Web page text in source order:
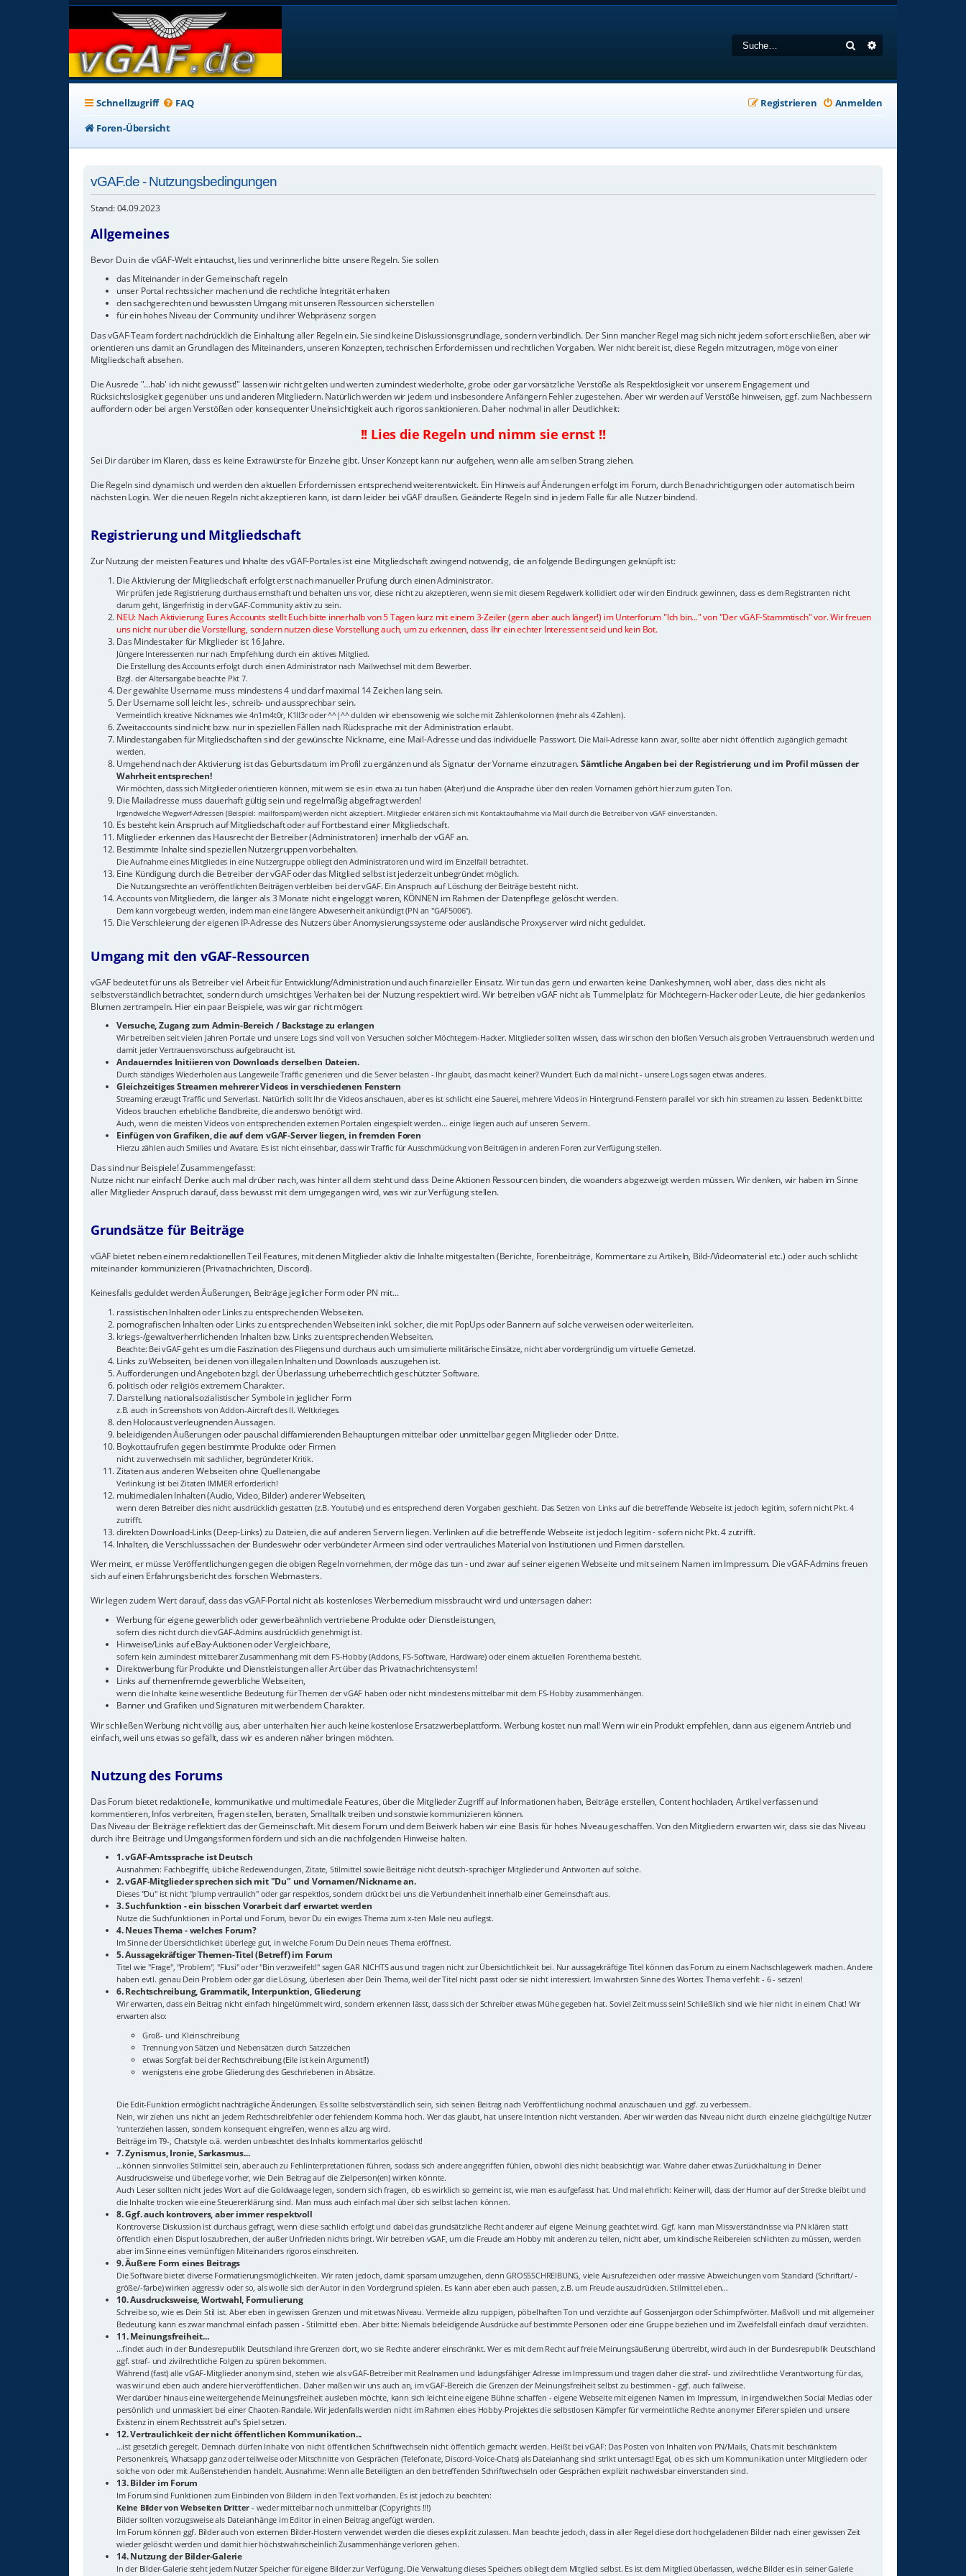
Suche
Schnellzugriff FAQ Anmelden
Registrieren
Foren-Übersicht
vGAF.de - Nutzungsbedingungen
Stand: 04.09.2023
Allgemeines
Bevor Du in die vGAF-Welt eintauchst, lies und verinnerliche bitte unsere Regeln. Sie sollen
das Miteinander in der Gemeinschaft regeln
unser Portal rechtssicher machen und die rechtliche Integrität erhalten
den sachgerechten und bewussten Umgang mit unseren Ressourcen sicherstellen
für ein hohes Niveau der Community und ihrer Webpräsenz sorgen
Das vGAF-Team fordert nachdrücklich die Einhaltung aller Regeln ein. Sie sind keine Diskussionsgrundlage, sondern verbindlich. Der Sinn mancher Regel mag sich nicht jedem sofort erschließen, aber wir
orientieren uns damit an Grundlagen des Miteinanders, unseren Konzepten, technischen Erfordernissen und rechtlichen Vorgaben. Wer nicht bereit ist, diese Regeln mitzutragen, möge von einer
Mitgliedschaft absehen.
Die Ausrede "...hab' ich nicht gewusst!" lassen wir nicht gelten und werten zumindest wiederholte, grobe oder gar vorsätzliche Verstöße als Respektlosigkeit vor unserem Engagement und
Rücksichtslosigkeit gegenüber uns und anderen Mitgliedern. Natürlich werden wir jedem und insbesondere Anfängern Fehler zugestehen. Aber wir werden auf Verstöße hinweisen, ggf. zum Nachbessern
auffordern oder bei argen Verstößen oder konsequenter Uneinsichtigkeit auch rigoros sanktionieren. Daher nochmal in aller Deutlichkeit:
!! Lies die Regeln und nimm sie ernst !!
Sei Dir darüber im Klaren, dass es keine Extrawürste für Einzelne gibt. Unser Konzept kann nur aufgehen, wenn alle am selben Strang ziehen.
Die Regeln sind dynamisch und werden den aktuellen Erfordernissen entsprechend weiterentwickelt. Ein Hinweis auf Änderungen erfolgt im Forum, durch Benachrichtigungen oder automatisch beim
nächsten Login. Wer die neuen Regeln nicht akzeptieren kann, ist dann leider bei vGAF draußen. Geänderte Regeln sind in jedem Falle für alle Nutzer bindend.
Registrierung und Mitgliedschaft
Zur Nutzung der meisten Features und Inhalte des vGAF-Portales ist eine Mitgliedschaft zwingend notwendig, die an folgende Bedingungen geknüpft ist:
Die Aktivierung der Mitgliedschaft erfolgt erst nach manueller Prüfung durch einen Administrator.
Wir prüfen jede Registrierung durchaus ernsthaft und behalten uns vor, diese nicht zu akzeptieren, wenn sie mit diesem Regelwerk kollidiert oder wir den Eindruck gewinnen, dass es dem Registranten nicht
darum geht, längerfristig in der vGAF-Community aktiv zu sein.
NEU: Nach Aktivierung Eures Accounts stellt Euch bitte innerhalb von 5 Tagen kurz mit einem 3-Zeiler (gern aber auch länger!) im Unterforum "Ich bin..." von "Der vGAF-Stammtisch" vor. Wir freuen
uns nicht nur über die Vorstellung, sondern nutzen diese Vorstellung auch, um zu erkennen, dass Ihr ein echter Interessent seid und kein Bot.
Das Mindestalter für Mitglieder ist 16 Jahre.
Jüngere Interessenten nur nach Empfehlung durch ein aktives Mitglied.
Die Erstellung des Accounts erfolgt durch einen Administrator nach Mailwechsel mit dem Bewerber.
Bzgl. der Altersangabe beachte Pkt 7.
Der gewählte Username muss mindestens 4 und darf maximal 14 Zeichen lang sein.
Der Username soll leicht les-, schreib- und aussprechbar sein.
Vermeintlich kreative Nicknames wie 4n1m4t0r, K1ll3r oder ^^|^^ dulden wir ebensowenig wie solche mit Zahlenkolonnen (mehr als 4 Zahlen).
Zweitaccounts sind nicht bzw. nur in speziellen Fällen nach Rücksprache mit der Administration erlaubt.
Mindestangaben für Mitgliedschaften sind der gewünschte Nickname, eine Mail-Adresse und das individuelle Passwort. Die Mail-Adresse kann zwar, sollte aber nicht öffentlich zugänglich gemacht
werden.
Umgehend nach der Aktivierung ist das Geburtsdatum im Profil zu ergänzen und als Signatur der Vorname einzutragen.Sämtliche Angaben bei der Registrierung und im Profil müssen der
Wahrheit entsprechen!
Wir möchten, dass sich Mitglieder orientieren können, mit wem sie es in etwa zu tun haben (Alter) und die Ansprache über den realen Vornamen gehört hier zum guten Ton.
Die Mailadresse muss dauerhaft gültig sein und regelmäßig abgefragt werden!
Irgendwelche Wegwerf-Adressen (Beispiel: mailforspam) werden nicht akzeptiert. Mitglieder erklären sich mit Kontaktaufnahme via Mail durch die Betreiber von vGAF einverstanden.
Es besteht kein Anspruch auf Mitgliedschaft oder auf Fortbestand einer Mitgliedschaft.
Mitglieder erkennen das Hausrecht der Betreiber (Administratoren) innerhalb der vGAF an.
Bestimmte Inhalte sind speziellen Nutzergruppen vorbehalten.
Die Aufnahme eines Mitgliedes in eine Nutzergruppe obliegt den Administratoren und wird im Einzelfall betrachtet.
Eine Kündigung durch die Betreiber der vGAF oder das Mitglied selbst ist jederzeit unbegründet möglich.
Die Nutzungsrechte an veröffentlichten Beiträgen verbleiben bei der vGAF. Ein Anspruch auf Löschung der Beiträge besteht nicht.
Accounts von Mitgliedern, die länger als 3 Monate nicht eingeloggt waren, KÖNNEN im Rahmen der Datenpflege gelöscht werden.
Dem kann vorgebeugt werden, indem man eine längere Abwesenheit ankündigt (PN an "GAF5006").
Die Verschleierung der eigenen IP-Adresse des Nutzers über Anomysierungssysteme oder ausländische Proxyserver wird nicht geduldet.
Umgang mit den vGAF-Ressourcen
vGAF bedeutet für uns als Betreiber viel Arbeit für Entwicklung/Administration und auch finanzieller Einsatz. Wir tun das gern und erwarten keine Dankeshymnen, wohl aber, dass dies nicht als
selbstverständlich betrachtet, sondern durch umsichtiges Verhalten bei der Nutzung respektiert wird. Wir betreiben vGAF nicht als Tummelplatz für Möchtegern-Hacker oder Leute, die hier gedankenlos
Blumen zertrampeln. Hier ein paar Beispiele, was wir gar nicht mögen:
Versuche, Zugang zum Admin-Bereich / Backstage zu erlangen
Wir betreiben seit vielen Jahren Portale und unsere Logs sind voll von Versuchen solcher Möchtegern-Hacker. Mitglieder sollten wissen, dass wir schon den bloßen Versuch als groben Vertrauensbruch werden und
damit jeder Vertrauensvorschuss aufgebraucht ist.
Andauerndes Initiieren von Downloads derselben Dateien.
Durch ständiges Wiederholen aus Langeweile Traffic generieren und die Server belasten - Ihr glaubt, das macht keiner? Wundert Euch da mal nicht - unsere Logs sagen etwas anderes.
Gleichzeitiges Streamen mehrerer Videos in verschiedenen Fenstern
Streaming erzeugt Traffic und Serverlast. Natürlich sollt Ihr die Videos anschauen, aber es ist schlicht eine Sauerei, mehrere Videos in Hintergrund-Fenstern parallel vor sich hin streamen zu lassen. Bedenkt bitte:
Videos brauchen erhebliche Bandbreite, die anderswo benötigt wird.
Auch, wenn die meisten Videos von entsprechenden externen Portalen eingespielt werden... einige liegen auch auf unseren Servern.
Einfügen von Grafiken, die auf dem vGAF-Server liegen, in fremden Foren
Hierzu zählen auch Smilies und Avatare. Es ist nicht einsehbar, dass wir Traffic für Ausschmückung von Beiträgen in anderen Foren zur Verfügung stellen.
Das sind nur Beispiele! Zusammengefasst:
Nutze nicht nur einfach! Denke auch mal drüber nach, was hinter all dem steht und dass Deine Aktionen Ressourcen binden, die woanders abgezweigt werden müssen. Wir denken, wir haben im Sinne
aller Mitglieder Anspruch darauf, dass bewusst mit dem umgegangen wird, was wir zur Verfügung stellen.
Grundsätze für Beiträge
vGAF bietet neben einem redaktionellen Teil Features, mit denen Mitglieder aktiv die Inhalte mitgestalten (Berichte, Forenbeiträge, Kommentare zu Artikeln, Bild-/Videomaterial etc.) oder auch schlicht
miteinander kommunizieren (Privatnachrichten, Discord).
Keinesfalls geduldet werden Äußerungen, Beiträge jeglicher Form oder PN mit...
rassistischen Inhalten oder Links zu entsprechenden Webseiten.
pornografischen Inhalten oder Links zu entsprechenden Webseiten inkl. solcher, die mit PopUps oder Bannern auf solche verweisen oder weiterleiten.
kriegs-/gewaltverherrlichenden Inhalten bzw. Links zu entsprechenden Webseiten.
Beachte: Bei vGAF geht es um die Faszination des Fliegens und durchaus auch um simulierte militärische Einsätze, nicht aber vordergründig um virtuelle Gemetzel.
Links zu Webseiten, bei denen von illegalen Inhalten und Downloads auszugehen ist.
Aufforderungen und Angeboten bzgl. der Überlassung urheberrechtlich geschützter Software.
politisch oder religiös extremem Charakter.
Darstellung nationalsozialistischer Symbole in jeglicher Form
z.B. auch in Screenshots von Addon-Aircraft des II. Weltkrieges.
den Holocaust verleugnenden Aussagen.
beleidigenden Äußerungen oder pauschal diffamierenden Behauptungen mittelbar oder unmittelbar gegen Mitglieder oder Dritte.
Boykottaufrufen gegen bestimmte Produkte oder Firmen
nicht zu verwechseln mit sachlicher, begründeter Kritik.
Zitaten aus anderen Webseiten ohne Quellenangabe
Verlinkung ist bei Zitaten IMMER erforderlich!
multimedialen Inhalten (Audio, Video, Bilder) anderer Webseiten,
wenn deren Betreiber dies nicht ausdrücklich gestatten (z.B. Youtube) und es entsprechend deren Vorgaben geschieht. Das Setzen von Links auf die betreffende Webseite ist jedoch legitim, sofern nicht Pkt. 4
zutrifft.
direkten Download-Links (Deep-Links) zu Dateien, die auf anderen Servern liegen. Verlinken auf die betreffende Webseite ist jedoch legitim - sofern nicht Pkt. 4 zutrifft.
Inhalten, die Verschlusssachen der Bundeswehr oder verbündeter Armeen sind oder vertrauliches Material von Institutionen und Firmen darstellen.
Wer meint, er müsse Veröffentlichungen gegen die obigen Regeln vornehmen, der möge das tun - und zwar auf seiner eigenen Webseite und mit seinem Namen im Impressum. Die vGAF-Admins freuen
sich auf einen Erfahrungsbericht des forschen Webmasters.
Wir legen zudem Wert darauf, dass das vGAF-Portal nicht als kostenloses Werbemedium missbraucht wird und untersagen daher:
Werbung für eigene gewerblich oder gewerbeähnlich vertriebene Produkte oder Dienstleistungen,
sofern dies nicht durch die vGAF-Admins ausdrücklich genehmigt ist.
Hinweise/Links auf eBay-Auktionen oder Vergleichbare,
sofern kein zumindest mittelbarer Zusammenhang mit dem FS-Hobby (Addons, FS-Software, Hardware) oder einem aktuellen Forenthema besteht.
Direktwerbung für Produkte und Dienstleistungen aller Art über das Privatnachrichtensystem!
Links auf themenfremde gewerbliche Webseiten,
wenn die Inhalte keine wesentliche Bedeutung für Themen der vGAF haben oder nicht mindestens mittelbar mit dem FS-Hobby zusammenhängen.
Banner und Grafiken und Signaturen mit werbendem Charakter.
Wir schließen Werbung nicht völlig aus, aber unterhalten hier auch keine kostenlose Ersatzwerbeplattform. Werbung kostet nun mal! Wenn wir ein Produkt empfehlen, dann aus eigenem Antrieb und
einfach, weil uns etwas so gefällt, dass wir es anderen näher bringen möchten.
Nutzung des Forums
Das Forum bietet redaktionelle, kommunikative und multimediale Features, über die Mitglieder Zugriff auf Informationen haben, Beiträge erstellen, Content hochladen, Artikel verfassen und
kommentieren, Infos verbreiten, Fragen stellen, beraten, Smalltalk treiben und sonstwie kommunizieren können.
Das Niveau der Beiträge reflektiert das der Gemeinschaft. Mit diesem Forum und dem Beiwerk haben wir eine Basis für hohes Niveau geschaffen. Von den Mitgliedern erwarten wir, dass sie das Niveau
durch ihre Beiträge und Umgangsformen fördern und sich an die nachfolgenden Hinweise halten.
1. vGAF-Amtssprache ist Deutsch
Ausnahmen: Fachbegriffe, übliche Redewendungen, Zitate, Stilmittel sowie Beiträge nicht deutsch-sprachiger Mitglieder und Antworten auf solche.
2. vGAF-Mitglieder sprechen sich mit "Du" und Vornamen/Nickname an.
Dieses "Du" ist nicht "plump vertraulich" oder gar respektlos, sondern drückt bei uns die Verbundenheit innerhalb einer Gemeinschaft aus.
3. Suchfunktion - ein bisschen Vorarbeit darf erwartet werden
Nutze die Suchfunktionen in Portal und Forum, bevor Du ein ewiges Thema zum x-ten Male neu auflegst.
4. Neues Thema - welches Forum?
Im Sinne der Übersichtlichkeit überlege gut, in welche Forum Du Dein neues Thema eröffnest.
5. Aussagekräftiger Themen-Titel (Betreff) im Forum
Titel wie "Frage", "Problem", "Flusi" oder "Bin verzweifelt!" sagen GAR NICHTS aus und tragen nicht zur Übersichtlichkeit bei. Nur aussagekräftige Titel können das Forum zu einem Nachschlagewerk machen. Andere
haben evtl. genau Dein Problem oder gar die Lösung, überlesen aber Dein Thema, weil der Titel nicht passt oder sie nicht interessiert. Im wahrsten Sinne des Wortes: Thema verfehlt - 6 - setzen!
6. Rechtschreibung, Grammatik, Interpunktion, Gliederung
Wir erwarten, dass ein Beitrag nicht einfach hingelümmelt wird, sondern erkennen lässt, dass sich der Schreiber etwas Mühe gegeben hat. Soviel Zeit muss sein! Schließlich sind wie hier nicht in einem Chat! Wir
erwarten also:
Groß- und Kleinschreibung
Trennung von Sätzen und Nebensätzen durch Satzzeichen
etwas Sorgfalt bei der Rechtschreibung (Eile ist kein Argument!!)
wenigstens eine grobe Gliederung des Geschriebenen in Absätze.
Die Edit-Funktion ermöglicht nachträgliche Änderungen. Es sollte selbstverständlich sein, sich seinen Beitrag nach Veröffentlichung nochmal anzuschauen und ggf. zu verbessern.
Nein, wir ziehen uns nicht an jedem Rechtschreibfehler oder fehlendem Komma hoch. Wer das glaubt, hat unsere Intention nicht verstanden. Aber wir werden das Niveau nicht durch einzelne gleichgültige Nutzer
'runterziehen lassen, sondern konsequent eingreifen, wenn es allzu arg wird.
Beiträge im T9-, Chatstyle o.ä. werden unbeachtet des Inhalts kommentarlos gelöscht!
7. Zynismus, Ironie, Sarkasmus...
...können sinnvolles Stilmittel sein, aber auch zu Fehlinterpretationen führen, sodass sich andere angegriffen fühlen, obwohl dies nicht beabsichtigt war. Wahre daher etwas Zurückhaltung in Deiner
Ausdrucksweise und überlege vorher, wie Dein Beitrag auf die Zielperson(en) wirken könnte.
Auch Leser sollten nicht jedes Wort auf die Goldwaage legen, sondern sich fragen, ob es wirklich so gemeint ist, wie man es aufgefasst hat. Und mal ehrlich: Keiner will, dass der Humor auf der Strecke bleibt und
die Inhalte trocken wie eine Steuererklärung sind. Man muss auch einfach mal über sich selbst lachen können.
8. Ggf. auch kontrovers, aber immer respektvoll
Kontroverse Diskussion ist durchaus gefragt, wenn diese sachlich erfolgt und dabei das grundsätzliche Recht anderer auf eigene Meinung geachtet wird. Ggf. kann man Missverständnisse via PN klären statt
öffentlich einen Disput loszubrechen, der außer Unfrieden nichts bringt. Wir betreiben vGAF, um die Freude am Hobby mit anderen zu teilen, nicht aber, um kindische Reibereien schlichten zu müssen, werden
aber im Sinne eines vernünftigen Miteinanders rigoros einschreiten.
9. Äußere Form eines Beitrags
Die Software bietet diverse Formatierungsmöglichkeiten. Wir raten jedoch, damit sparsam umzugehen, denn GROSSSCHREIBUNG, viele Ausrufezeichen oder massive Abweichungen vom Standard (Schriftart/ -
größe/-farbe) wirken aggressiv oder so, als wolle sich der Autor in den Vordergrund spielen. Es kann aber eben auch passen, z.B. um Freude auszudrücken. Stilmittel eben...
10. Ausdrucksweise, Wortwahl, Formulierung
Schreibe so, wie es Dein Stil ist. Aber eben in gewissen Grenzen und mit etwas Niveau. Vermeide allzu ruppigen, pöbelhaften Ton und verzichte auf Gossenjargon oder Schimpfwörter. Maßvoll und mit allgemeiner
Bedeutung kann es zwar manchmal einfach passen - Stilmittel eben. Aber bitte: Niemals beleidigende Ausdrücke auf bestimmte Personen oder eine Gruppe beziehen und im Zweifelsfall einfach drauf verzichten.
11. Meinungsfreiheit...
...findet auch in der Bundesrepublik Deutschland ihre Grenzen dort, wo sie Rechte anderer einschränkt. Wer es mit dem Recht auf freie Meinungsäußerung übertreibt, wird auch in der Bundesrepublik Deutschland
ggf. straf- und zivilrechtliche Folgen zu spüren bekommen.
Während (fast) alle vGAF-Mitglieder anonym sind, stehen wie als vGAF-Betreiber mit Realnamen und ladungsfähiger Adresse im Impressum und tragen daher die straf- und zivilrechtliche Verantwortung für das,
was wir und eben auch andere hier veröffentlichen. Daher maßen wir uns auch an, im vGAF-Bereich die Grenzen der Meinungsfreiheit selbst zu bestimmen - ggf. auch fallweise.
Wer darüber hinaus eine weitergehende Meinungsfreiheit ausleben möchte, kann sich leicht eine eigene Bühne schaffen - eigene Webseite mit eigenen Namen im Impressum, in irgendwelchen Social Medias oder
persönlich und unmaskiert bei einer Chaoten-Randale. Wir jedenfalls werden nicht im Rahmen eines Hobby-Projektes die selbstlosen Kämpfer für vermeintliche Rechte anonymer Eiferer spielen und unsere
Existenz in einem Rechtsstreit auf's Spiel setzen.
12. Vertraulichkeit der nicht öffentlichen Kommunikation...
...ist gesetzlich geregelt. Demnach dürfen Inhalte von nicht öffentlichen Schriftwechseln nicht öffentlich gemacht werden. Heißt bei vGAF: Das Posten von Inhalten von PN/Mails, Chats mit beschränktem
Personenkreis, Whatsapp ganz oder teilweise oder Mitschnitte von Gesprächen (Telefonate, Discord-Voice-Chats) als Dateianhang sind strikt untersagt! Egal, ob es sich um Kommunikation unter Mitgliedern oder
solche von oder mit Außenstehenden handelt. Ausnahme: Wenn alle Beteiligten an den betreffenden Schriftwechseln oder Gesprächen explizit nachweisbar einverstanden sind.
13. Bilder im Forum
Im Forum sind Funktionen zum Einbinden von Bildern in den Text vorhanden. Es ist jedoch zu beachten:
Keine Bilder von Webseiten Dritter - weder mittelbar noch unmittelbar (Copyrights !!!)
Bilder sollten vorzugsweise als Dateianhänge im Editor in einen Beitrag angefügt werden.
Im Forum können ggf. Bilder auch von externen Bilder-Hostern verwendet werden die dieses explizit zulassen. Man beachte jedoch, dass in aller Regel diese dort hochgeladenen Bilder nach einer gewissen Zeit
wieder gelöscht werden und damit hier höchstwahrscheinlich Zusammenhänge verloren gehen.
14. Nutzung der Bilder-Galerie
In der Bilder-Galerie steht jedem Nutzer Speicher für eigene Bilder zur Verfügung. Die Verwaltung dieses Speichers obliegt dem Mitglied selbst. Es ist dem Mitglied überlassen, welche Bilder es in seiner Galerie